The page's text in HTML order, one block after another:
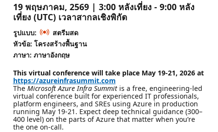
19 พฤษภาคม, 2569 | 3:00 หลังเที่ยง - 9:00 หลัง
เที่ยง (UTC) เวลาสากลเชิงพิกัด
รูปแบบ:
สตรีมสด
หัวข้อ: โครงสร้างพื้นฐาน
ภาษา: ภาษาอังกฤษ
This virtual conference will take place May 19-21, 2026 at
https://azureinfrasummit.com
The Microsoft Azure Infra Summitis a free, engineering-led
virtual conference built for experienced IT professionals,
platform engineers, and SREs using Azure in production
running May 19-21. Expect deep technical guidance (300–
400 level) on the parts of Azure that matter when you’re
the one on-call.